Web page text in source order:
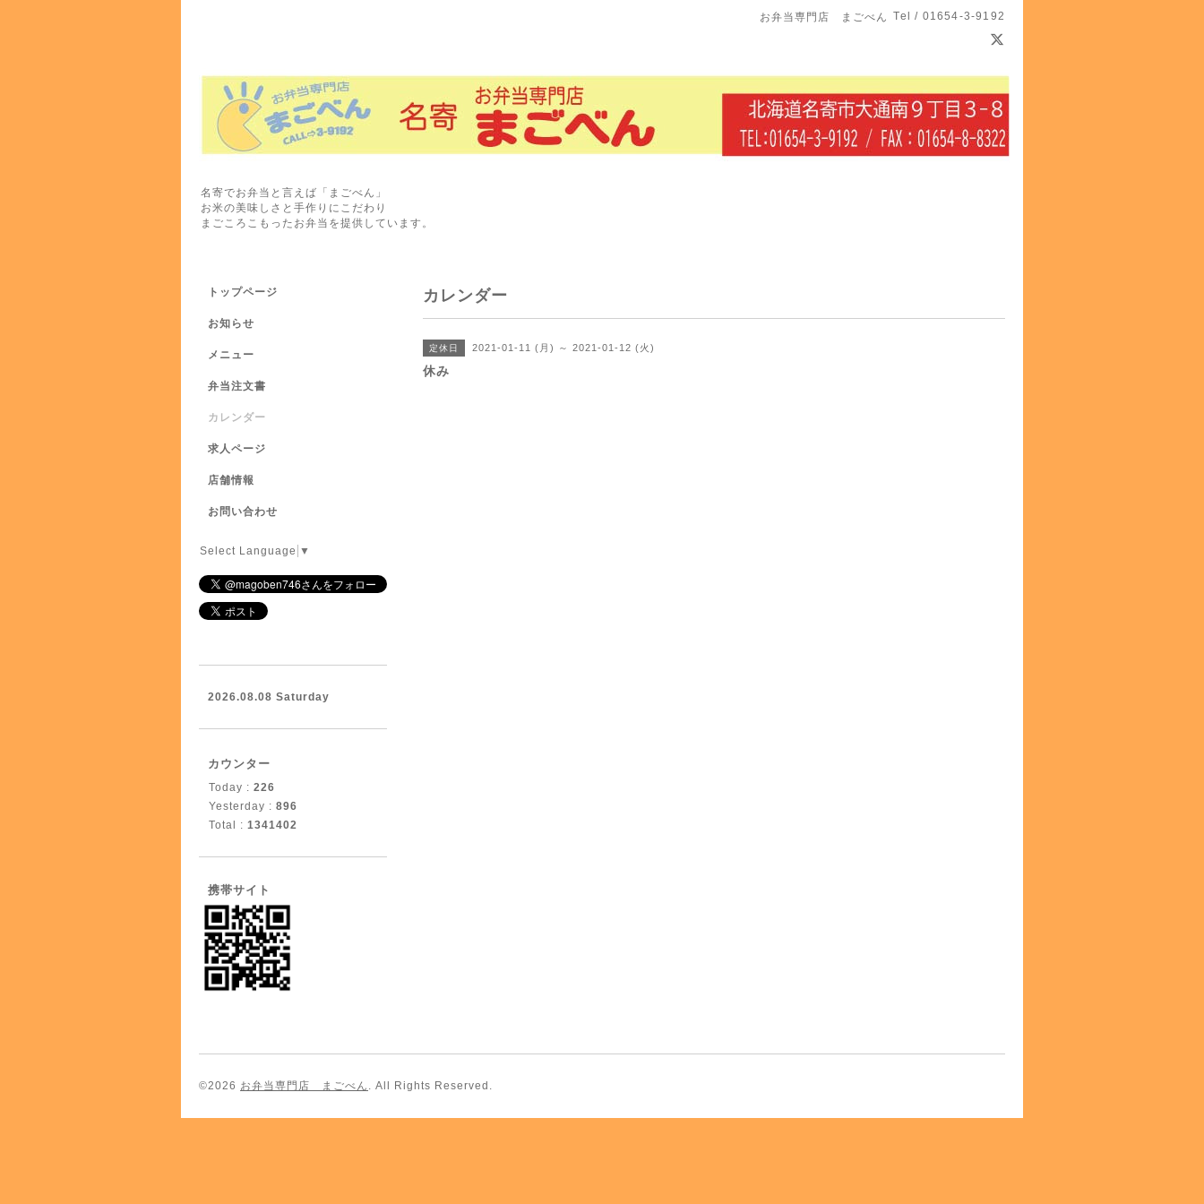
お弁当専門店 まごべん Tel / 01654-3-9192
名寄でお弁当と言えば「まごべん」
お米の美味しさと手作りにこだわり
まごころこもったお弁当を提供しています。
カレンダー
定休日 2021-01-11 (月) ～ 2021-01-12 (火)
休み
トップページ
お知らせ
メニュー
弁当注文書
カレンダー
求人ページ
店舗情報
お問い合わせ
Select Language ▼
2026.08.08 Saturday
カウンター
Today : 226
Yesterday : 896
Total : 1341402
携帯サイト
©2026 お弁当専門店 まごべん . All Rights Reserved.